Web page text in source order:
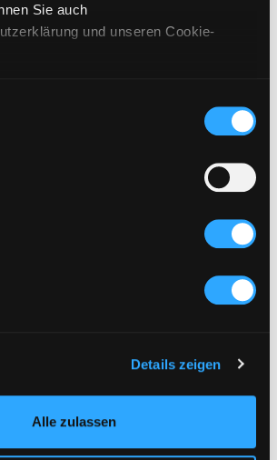
Sie auch
und unseren Cookie-
Details zeigen
Alle zulassen
IN DEN WARENKORB